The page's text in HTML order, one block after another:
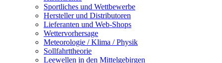
Sportliches und Wettbewerbe
Hersteller und Distributoren
Lieferanten und Web-Shops
Wettervorhersage
Meteorologie / Klima / Physik
Sollfahrttheorie
Leewellen in den Mittelgebirgen